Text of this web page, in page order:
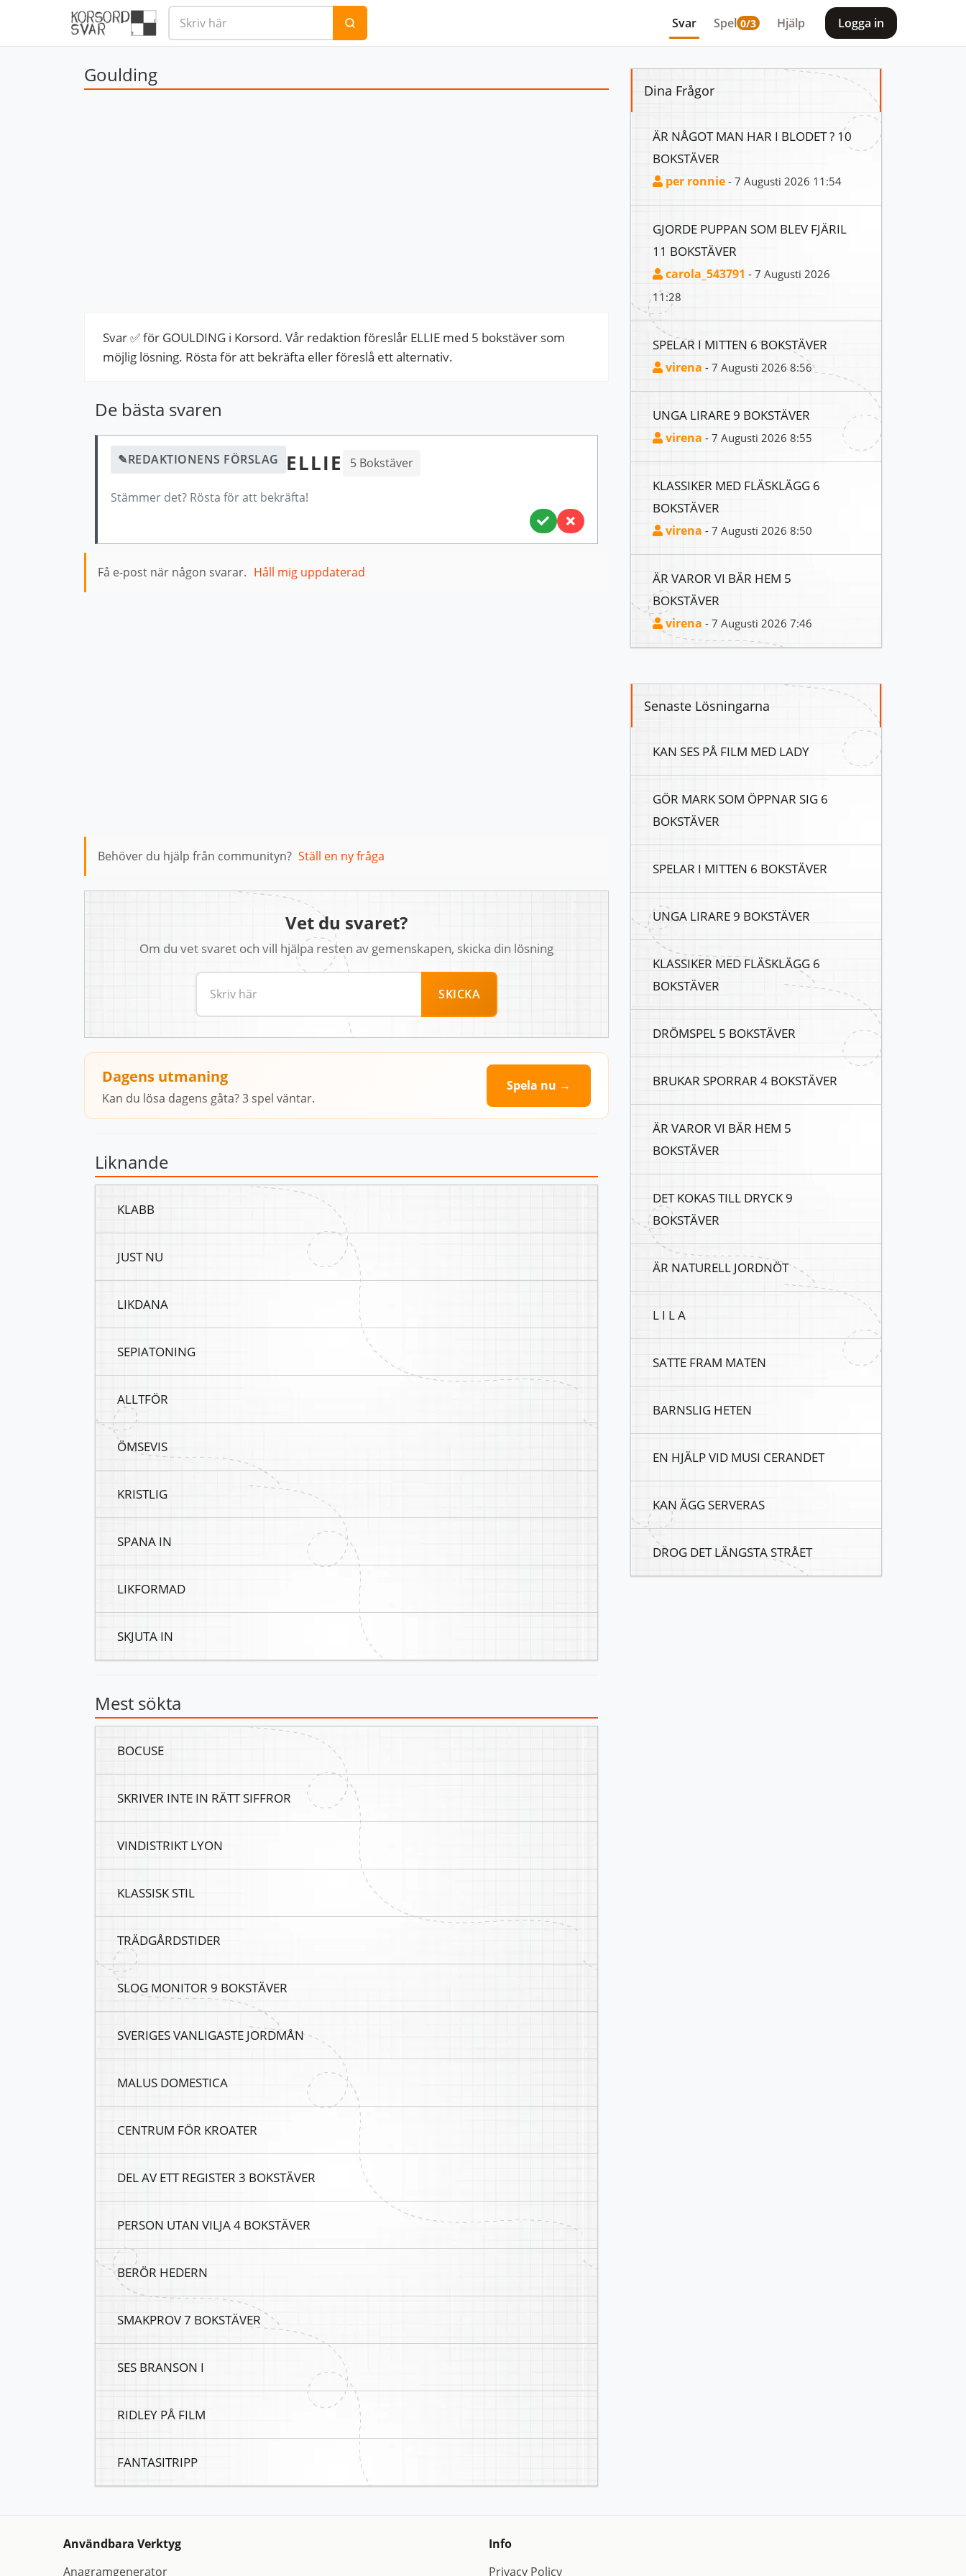
Svar Spel 0/3 Hjälp Logga in
Goulding
Svar ✅ för GOULDING i Korsord. Vår redaktion föreslår ELLIE med 5 bokstäver som
möjlig lösning. Rösta för att bekräfta eller föreslå ett alternativ.
De bästa svaren
✎REDAKTIONENS FÖRSLAG ELLIE 5 Bokstäver
Stämmer det? Rösta för att bekräfta!
Få e-post när någon svarar. Håll mig uppdaterad
Behöver du hjälp från communityn? Ställ en ny fråga
Vet du svaret?
Om du vet svaret och vill hjälpa resten av gemenskapen, skicka din lösning
SKICKA
Dagens utmaning
Kan du lösa dagens gåta? 3 spel väntar.
Spela nu →
Liknande
KLABB
JUST NU
LIKDANA
SEPIATONING
ALLTFÖR
ÖMSEVIS
KRISTLIG
SPANA IN
LIKFORMAD
SKJUTA IN
Mest sökta
BOCUSE
SKRIVER INTE IN RÄTT SIFFROR
VINDISTRIKT LYON
KLASSISK STIL
TRÄDGÅRDSTIDER
SLOG MONITOR 9 BOKSTÄVER
SVERIGES VANLIGASTE JORDMÅN
MALUS DOMESTICA
CENTRUM FÖR KROATER
DEL AV ETT REGISTER 3 BOKSTÄVER
PERSON UTAN VILJA 4 BOKSTÄVER
BERÖR HEDERN
SMAKPROV 7 BOKSTÄVER
SES BRANSON I
RIDLEY PÅ FILM
FANTASITRIPP
Dina Frågor
ÄR NÅGOT MAN HAR I BLODET ? 10
BOKSTÄVER
per ronnie - 7 Augusti 2026 11:54
GJORDE PUPPAN SOM BLEV FJÄRIL
11 BOKSTÄVER
carola_543791 - 7 Augusti 2026
11:28
SPELAR I MITTEN 6 BOKSTÄVER
virena - 7 Augusti 2026 8:56
UNGA LIRARE 9 BOKSTÄVER
virena - 7 Augusti 2026 8:55
KLASSIKER MED FLÄSKLÄGG 6
BOKSTÄVER
virena - 7 Augusti 2026 8:50
ÄR VAROR VI BÄR HEM 5
BOKSTÄVER
virena - 7 Augusti 2026 7:46
Senaste Lösningarna
KAN SES PÅ FILM MED LADY
GÖR MARK SOM ÖPPNAR SIG 6
BOKSTÄVER
SPELAR I MITTEN 6 BOKSTÄVER
UNGA LIRARE 9 BOKSTÄVER
KLASSIKER MED FLÄSKLÄGG 6
BOKSTÄVER
DRÖMSPEL 5 BOKSTÄVER
BRUKAR SPORRAR 4 BOKSTÄVER
ÄR VAROR VI BÄR HEM 5
BOKSTÄVER
DET KOKAS TILL DRYCK 9
BOKSTÄVER
ÄR NATURELL JORDNÖT
L I L A
SATTE FRAM MATEN
BARNSLIG HETEN
EN HJÄLP VID MUSI CERANDET
KAN ÄGG SERVERAS
DROG DET LÄNGSTA STRÅET
Användbara Verktyg
Anagramgenerator
Info
Privacy Policy